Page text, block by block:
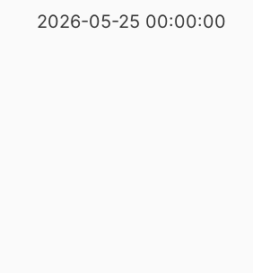
2026-05-25 00:00:00